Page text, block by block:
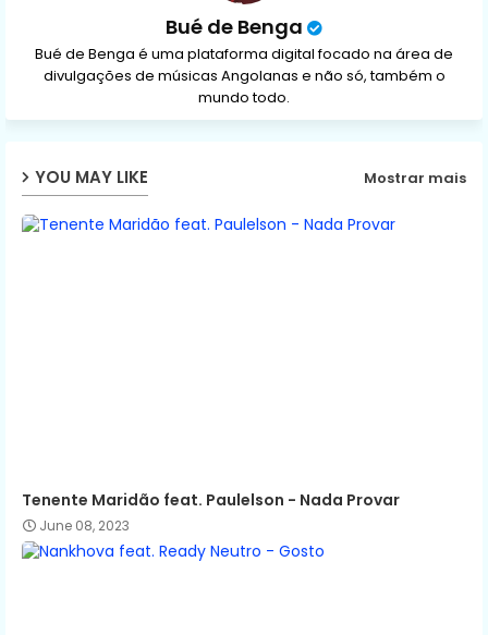
Bué de Benga
Bué de Benga é uma plataforma digital focado na área de
divulgações de músicas Angolanas e não só, também o
mundo todo.
YOU MAY LIKE Mostrar mais
Tenente Maridão feat. Paulelson - Nada Provar
June 08, 2023